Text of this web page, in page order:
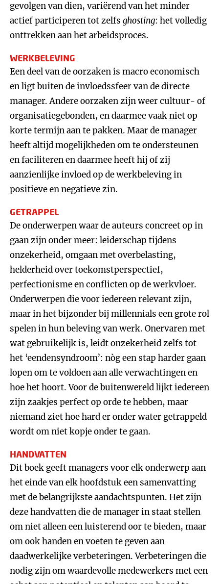
gevolgen van dien, variërend van het minder
actief participeren tot zelfs ghosting: het volledig
onttrekken aan het arbeidsproces.
WERKBELEVING
Een deel van de oorzaken is macro economisch
en ligt buiten de invloedssfeer van de directe
manager. Andere oorzaken zijn weer cultuur- of
organisatiegebonden, en daarmee vaak niet op
korte termijn aan te pakken. Maar de manager
heeft altijd mogelijkheden om te ondersteunen
en faciliteren en daarmee heeft hij of zij
aanzienlijke invloed op de werkbeleving in
positieve en negatieve zin.
GETRAPPEL
De onderwerpen waar de auteurs concreet op in
gaan zijn onder meer: leiderschap tijdens
onzekerheid, omgaan met overbelasting,
helderheid over toekomstperspectief,
perfectionisme en conflicten op de werkvloer.
Onderwerpen die voor iedereen relevant zijn,
maar in het bijzonder bij millennials een grote rol
spelen in hun beleving van werk. Onervaren met
wat gebruikelijk is, leidt onzekerheid zelfs tot
het ‘eendensyndroom’: nòg een stap harder gaan
lopen om te voldoen aan alle verwachtingen en
hoe het hoort. Voor de buitenwereld lijkt iedereen
zijn zaakjes perfect op orde te hebben, maar
niemand ziet hoe hard er onder water getrappeld
wordt om niet kopje onder te gaan.
HANDVATTEN
Dit boek geeft managers voor elk onderwerp aan
het einde van elk hoofdstuk een samenvatting
met de belangrijkste aandachtspunten. Het zijn
deze handvatten die de manager in staat stellen
om niet alleen een luisterend oor te bieden, maar
om ook handen en voeten te geven aan
daadwerkelijke verbeteringen. Verbeteringen die
nodig zijn om waardevolle medewerkers met een